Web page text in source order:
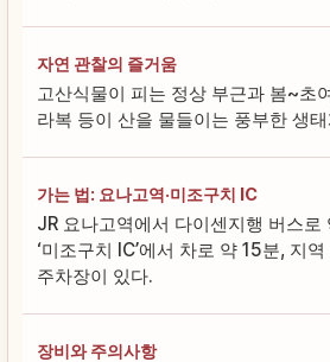
자연 관찰의 즐거움
고산식물이 피는 정상 부근과 봄~초
라복 등이 산을 물들이는 풍부한 생
가는 법: 요나고역·미조구치 IC
JR 요나고역에서 다이센지행 버스
‘미조구치 IC’에서 차로 약 15분, 지
주차장이 있다.
장비와 주의사항